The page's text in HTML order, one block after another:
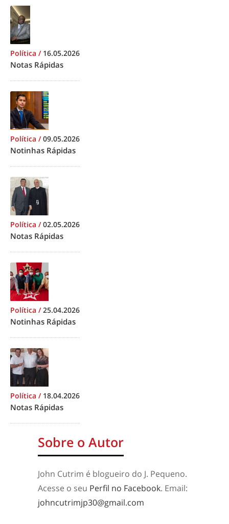
Política / 16.05.2026
Notas Rápidas
Política /09.05.2026
Notinhas Rápidas
Política /02.05.2026
Notas Rápidas
Política /25.04.2026
Notinhas Rápidas
Política / 18.04.2026
Notas Rápidas
Sobre o Autor
John Cutrim é blogueiro do J. Pequeno.
Acesse o seu Perfil no Facebook. Email:
johncutrimjp30@gmail.com